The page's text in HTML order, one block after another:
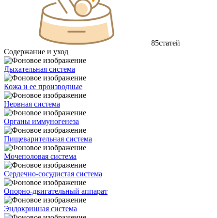
85статей
Содержание и уход
Дыхательная система
Кожа и ее производные
Нервная система
Органы иммуногенеза
Пищеварительная система
Мочеполовая система
Сердечно-сосудистая система
Опорно-двигательный аппарат
Эндокринная система